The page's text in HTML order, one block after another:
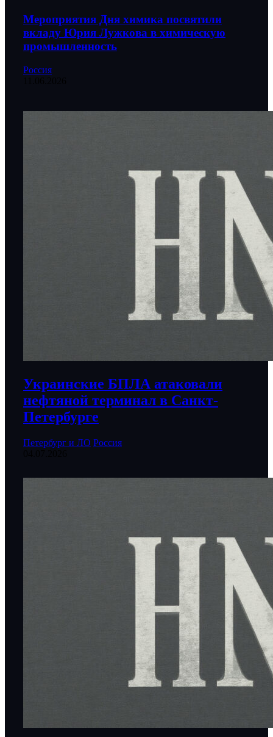
Мероприятия Дня химика посвятили
вкладу Юрия Лужкова в химическую
промышленность
Россия
Украинские БПЛА атаковали
нефтяной терминал в Санкт-
Петербурге
Петербург и ЛО Россия